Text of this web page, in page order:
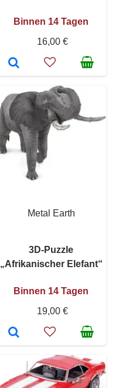
Binnen 14 Tagen
16,00 €
Metal Earth
3D-Puzzle
„Afrikanischer Elefant“
Binnen 14 Tagen
19,00 €